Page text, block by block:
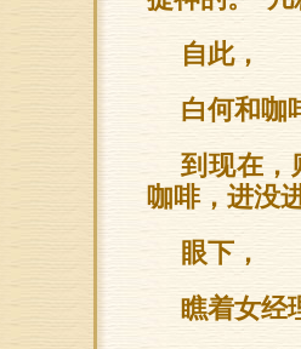
自此，
白何和咖
到现在，
咖啡，进没
眼下，
瞧着女经